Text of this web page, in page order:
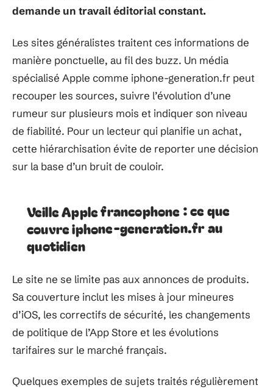
demande un travail éditorial constant.
Les sites généralistes traitent ces informations de
manière ponctuelle, au fil des buzz. Un média
spécialisé Apple comme iphone-generation.fr peut
recouper les sources, suivre l’évolution d’une
rumeur sur plusieurs mois et indiquer son niveau
de fiabilité. Pour un lecteur qui planifie un achat,
cette hiérarchisation évite de reporter une décision
sur la base d’un bruit de couloir.
Veille Apple francophone : ce que
couvre iphone-generation.fr au
quotidien
Le site ne se limite pas aux annonces de produits.
Sa couverture inclut les mises à jour mineures
d’iOS, les correctifs de sécurité, les changements
de politique de l’App Store et les évolutions
tarifaires sur le marché français.
Quelques exemples de sujets traités régulièrement